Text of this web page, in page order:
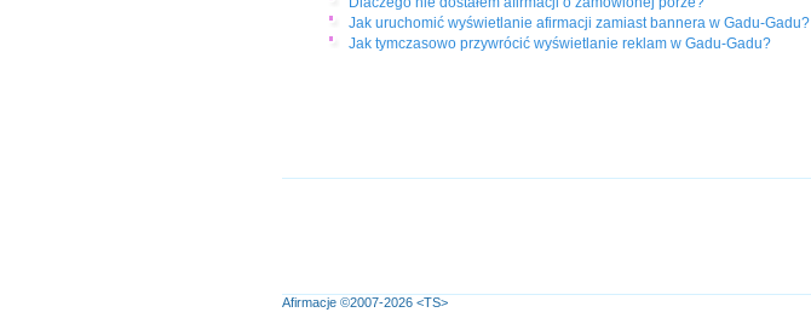
Jak uruchomić wyświetlanie afirmacji zamiast bannera w Gadu-Gadu?
Jak tymczasowo przywrócić wyświetlanie reklam w Gadu-Gadu?
Afirmacje ©2007-2026 <TS>